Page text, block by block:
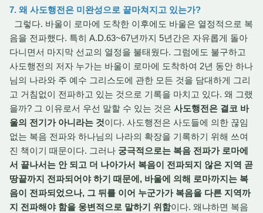
7. 왜 사도행전은 미완성으로 끝마쳐지고 있는가?
그렇다. 바울이 로마에 도착한 이후에도 바울은 열정적으로 복
음을 전파했다. 특히 A.D.63~67년까지 5년간은 자유롭게 돌아
다니면서 마지막 선교의 열정을 불태웠다. 그럼에도 불구하고
사도행전의 저자 누가는 바울이 로마에 도착하여 2년 동안 하나
님의 나라와 주 예수 그리스도에 관한 모든 것을 담대하게 그리
고 거침없이 전파하고 있는 것으로 기록을 마치고 있다. 왜 그랬
을까? 그 이유로서 우선 말할 수 있는 것은 사도행전은 결코 바
울의 전기가 아니라는 것이다. 사도행전은 사도들에 의한 끊임
없는 복음 전파와 하나님의 나라의 확장을 기록하기 위해 쓰여
진 책이기 때문이다. 그러나 궁극적으로는 복음 전파가 로마에
서 끝나서는 안 되고 더 나아가서 복음이 전파되지 않은 지역 곧
땅끝까지 전파되어야 하기 때문에, 바울에 의해 로마까지는 복
음이 전파되었으나, 그 뒤를 이어 누군가가 복음을 다른 지역까
지 전파해야 함을 웅변적으로 말하기 위함이다. 왜냐하면 복음